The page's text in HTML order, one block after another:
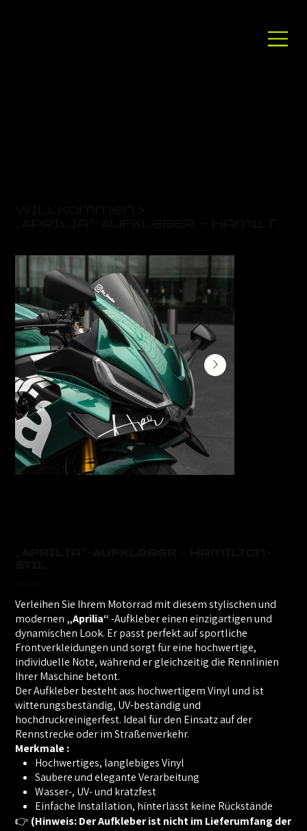
Verleihen Sie Ihrem Motorrad mit diesem stylischen und
modernen „Aprilia“-Aufkleber einen einzigartigen und
dynamischen Look. Er passt perfekt auf sportliche
Frontverkleidungen und sorgt für eine hochwertige,
individuelle Note, während er gleichzeitig die Rennlinien
Ihrer Maschine betont.
Der Aufkleber besteht aus hochwertigem Vinyl und ist
witterungsbeständig, UV-beständig und
hochdruckreinigerfest. Ideal für den Einsatz auf der
Rennstrecke oder im Straßenverkehr.
Merkmale :
Hochwertiges, langlebiges Vinyl
Saubere und elegante Verarbeitung
Wasser-, UV- und kratzfest
Einfache Installation, hinterlässt keine Rückstände
👉 (Hinweis: Der Aufkleber ist nicht im Lieferumfang der